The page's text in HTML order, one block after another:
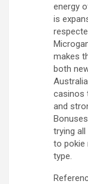
energy
is
makes
both
casinos
and
trying
to pokie
type.